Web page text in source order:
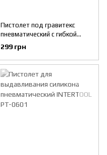
Пистолет под гравитекс
пневматический с гибкой
насадкой INTERTOOL PT-0703
299 грн